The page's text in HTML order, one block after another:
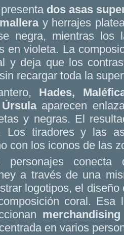
dos asas
y herrajes
negra, mientras los
en violeta. La
y deja que los
recargar toda la
Hades,
aparecen
y negras. El
Los tiradores y las
con los iconos de las
conecta
a través de una
logotipos, el
coral. Esa
en varios